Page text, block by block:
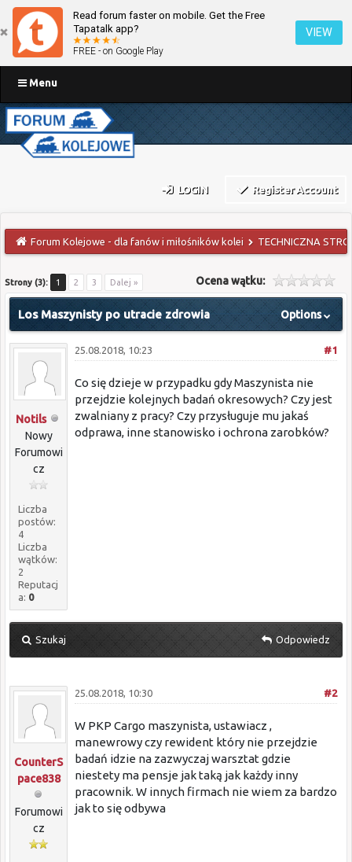
Read forum faster on mobile. Get the Free
Tapatalk app?
FREE - on Google Play
VIEW
Menu
LOGIN Register Account
Forum Kolejowe - dla fanów i miłośników kolei TECHNICZNA
Strony (3): 1 2 3 Dalej » Ocena wątku:
Options
Los Maszynisty po utracie zdrowia
Notils
Nowy
Forumowi
cz
Liczba
postów:
4
Liczba
wątków:
2
Reputacj
a: 0
#1
25.08.2018, 10:23
Co się dzieje w przypadku gdy Maszynista nie
przejdzie kolejnych badań okresowych? Czy jest
zwalniany z pracy? Czy przysługuje mu jakaś
odprawa, inne stanowisko i ochrona zarobków?
Szukaj Odpowiedz
CounterS
pace838
Forumowi
cz
#2
25.08.2018, 10:30
W PKP Cargo maszynista, ustawiacz ,
manewrowy czy rewident który nie przejdzie
badań idzie na zazwyczaj warsztat gdzie
niestety ma pensje jak taką jak każdy inny
pracownik. W innych firmach nie wiem za bardzo
jak to się odbywa